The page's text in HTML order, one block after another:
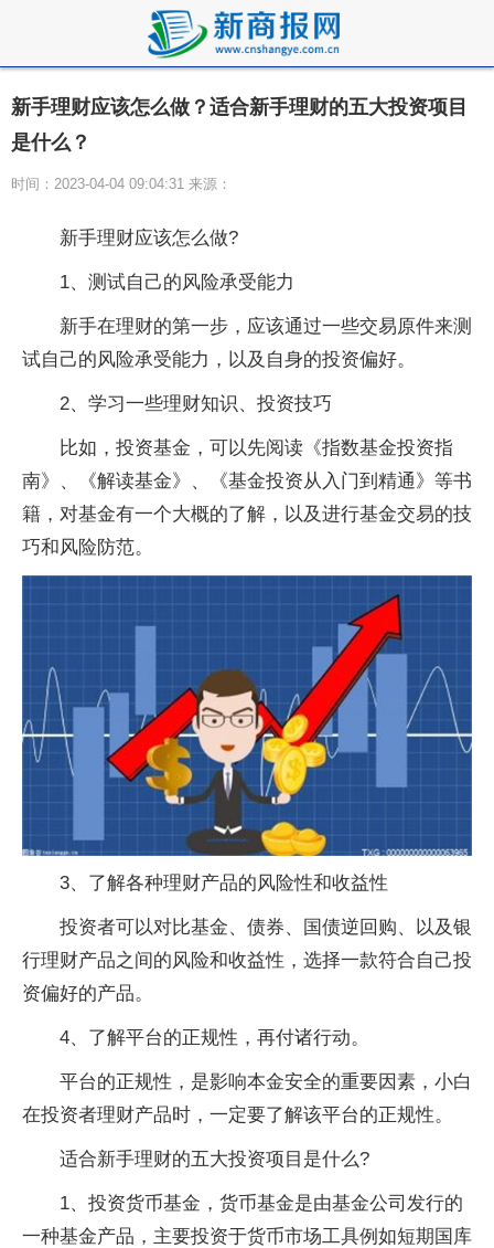
新手理财应该怎么做？适合新手理财的五大投资项目
是什么？
时间：2023-04-04 09:04:31 来源：
新手理财应该怎么做?
1、测试自己的风险承受能力
新手在理财的第一步，应该通过一些交易原件来测
试自己的风险承受能力，以及自身的投资偏好。
2、学习一些理财知识、投资技巧
比如，投资基金，可以先阅读《指数基金投资指
南》、《解读基金》、《基金投资从入门到精通》等书
籍，对基金有一个大概的了解，以及进行基金交易的技
巧和风险防范。
3、了解各种理财产品的风险性和收益性
投资者可以对比基金、债券、国债逆回购、以及银
行理财产品之间的风险和收益性，选择一款符合自己投
资偏好的产品。
4、了解平台的正规性，再付诸行动。
平台的正规性，是影响本金安全的重要因素，小白
在投资者理财产品时，一定要了解该平台的正规性。
适合新手理财的五大投资项目是什么?
1、投资货币基金，货币基金是由基金公司发行的
一种基金产品，主要投资于货币市场工具例如短期国库